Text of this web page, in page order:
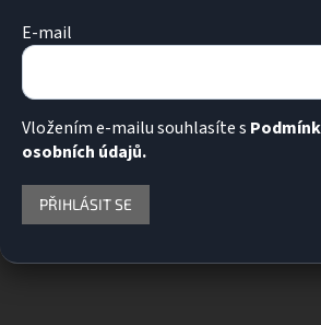
E-mail
Vložením e-mailu souhlasíte s
osobních údajů.
PŘIHLÁSIT SE